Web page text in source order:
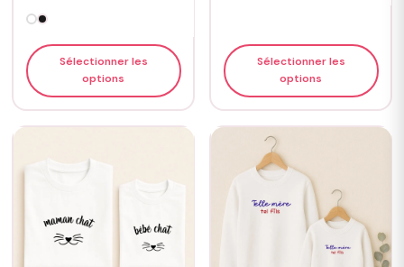
Sélectionner les
options
Sélectionner les
options